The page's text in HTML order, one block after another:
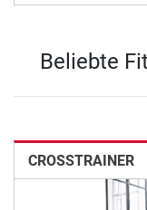
Beliebte
CROSSTRAINER